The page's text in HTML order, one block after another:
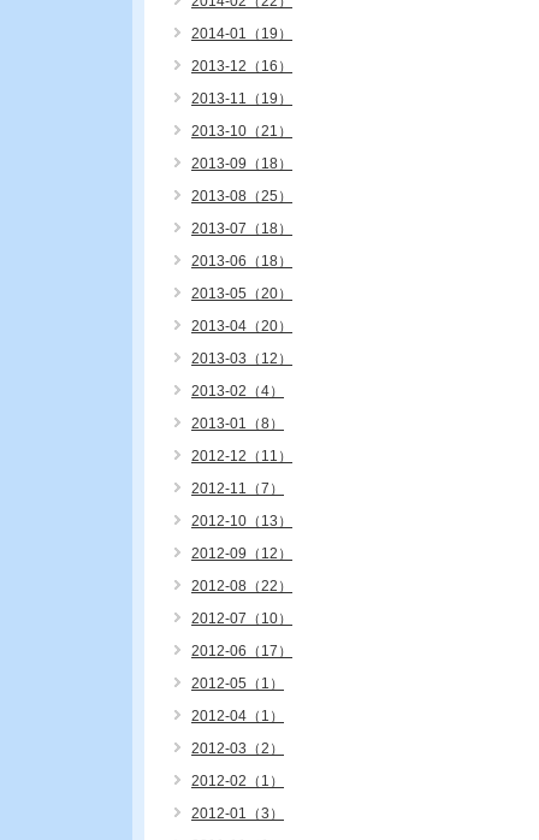
2014-01（19）
2013-12（16）
2013-11（19）
2013-10（21）
2013-09（18）
2013-08（25）
2013-07（18）
2013-06（18）
2013-05（20）
2013-04（20）
2013-03（12）
2013-02（4）
2013-01（8）
2012-12（11）
2012-11（7）
2012-10（13）
2012-09（12）
2012-08（22）
2012-07（10）
2012-06（17）
2012-05（1）
2012-04（1）
2012-03（2）
2012-02（1）
2012-01（3）